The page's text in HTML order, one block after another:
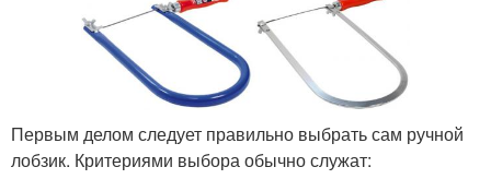
Первым делом следует правильно выбрать сам ручной
лобзик. Критериями выбора обычно служат: